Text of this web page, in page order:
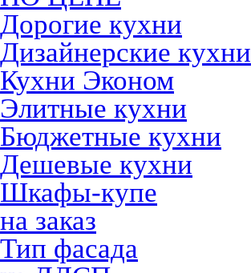
Дорогие кухни
Дизайнерские кухни
Кухни Эконом
Элитные кухни
Бюджетные кухни
Дешевые кухни
Шкафы-купе
на заказ
Тип фасада